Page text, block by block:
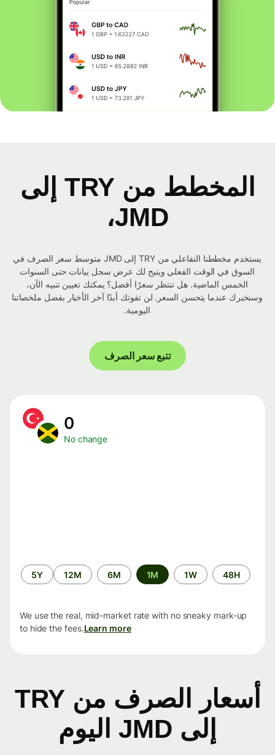
المخطط من TRY إلى
JMD،
يستخدم مخططنا التفاعلي من TRY إلى JMD متوسط ​​سعر الصرف في
السوق في الوقت الفعلي ويتيح لك عرض سجل بيانات حتى السنوات
الخمس الماضية. هل تنتظر سعرًا أفضل؟ يمكنك تعيين تنبيه الآن،
وسنخبرك عندما يتحسن السعر. لن تفوتك أبدًا آخر الأخبار بفضل ملخصاتنا
اليومية.
تتبع سعر الصرف
No change
الفترة
الزمنية
48H
1W
1M
6M
12M
5Y
We use the real, mid-market rate with no sneaky mark-up
to hide the fees.Learn more
أسعار الصرف من TRY
إلى JMD اليوم